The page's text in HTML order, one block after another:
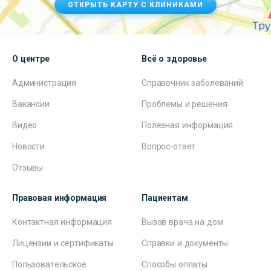
ОТКРЫТЬ КАРТУ С КЛИНИКАМИ
О центре
Администрация
Вакансии
Видео
Новости
Отзывы
Всё о здоровье
Справочник заболеваний
Проблемы и решения
Полезная информация
Вопрос-ответ
Правовая информация
Контактная информация
Лицензии и сертификаты
Пользовательское
Пациентам
Вызов врача на дом
Справки и документы
Способы оплаты